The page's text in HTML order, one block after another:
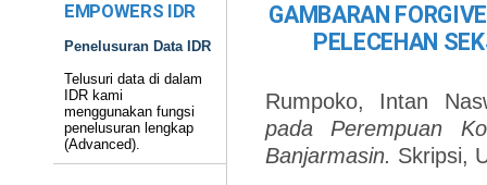
EMPOWERS IDR
Penelusuran Data IDR
Telusuri data di dalam
IDR kami
menggunakan fungsi
penelusuran lengkap
(Advanced).
GAMBARAN
PELECEHAN
Rumpoko, Intan
pada Perempuan
Banjarmasin. Skripsi,